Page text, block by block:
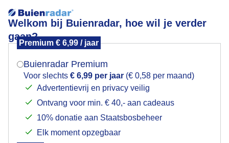
Welkom bij Buienradar, hoe wil je verder
gaan?
Premium € 6,99 / jaar
Buienradar Premium
Voor slechts € 6,99 per jaar (€ 0,58 per maand)
Advertentievrij en privacy veilig
Ontvang voor min. € 40,- aan cadeaus
10% donatie aan Staatsbosbeheer
Elk moment opzegbaar
door
Een moment geduld aub...
Mogen we je locatie gebruiken voor het
Indien je hier nog geen akkoord op hebt gegeven,
verschijnt er zo een pop-up uit je browser waarin